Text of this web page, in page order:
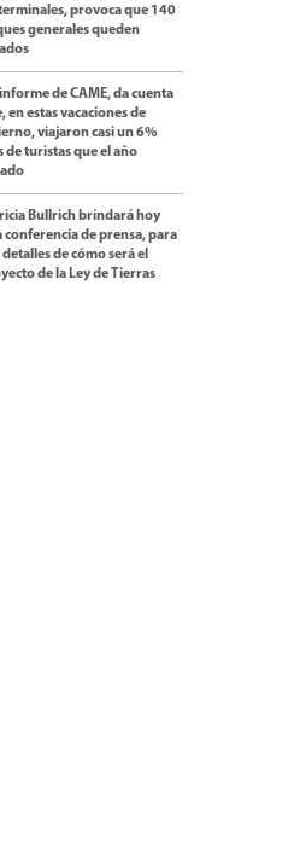
terminales, provoca que 140
generales queden
de CAME, da cuenta
en estas vacaciones de
viajaron casi un 6%
de turistas que el año
Bullrich brindará hoy
conferencia de prensa, para
de cómo será el
de la Ley de Tierras